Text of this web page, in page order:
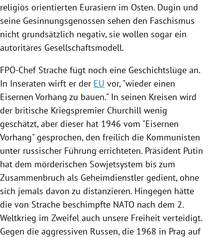
religiös orientierten Eurasiern im Osten. Dugin und
seine Gesinnungsgenossen sehen den Faschismus
nicht grundsätzlich negativ, sie wollen sogar ein
autoritäres Gesellschaftsmodell.
FPÖ-Chef Strache fügt noch eine Geschichtslüge an.
In Inseraten wirft er der EU vor, "wieder einen
Eisernen Vorhang zu bauen." In seinen Kreisen wird
der britische Kriegspremier Churchill wenig
geschätzt, aber dieser hat 1946 vom "Eisernen
Vorhang" gesprochen, den freilich die Kommunisten
unter russischer Führung errichteten. Präsident Putin
hat dem mörderischen Sowjetsystem bis zum
Zusammenbruch als Geheimdienstler gedient, ohne
sich jemals davon zu distanzieren. Hingegen hätte
die von Strache beschimpfte NATO nach dem 2.
Weltkrieg im Zweifel auch unsere Freiheit verteidigt.
Gegen die aggressiven Russen, die 1968 in Prag auf